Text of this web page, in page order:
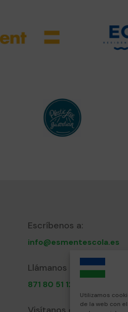
Utilizamos
de la web con
Escríbenos a:
info@esmentescola.es
Llámanos al:
871 80 51 12